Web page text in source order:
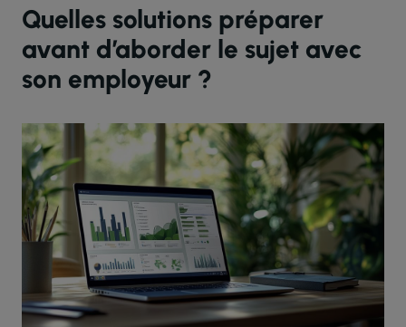
Quelles solutions préparer
avant d’aborder le sujet avec
son employeur ?